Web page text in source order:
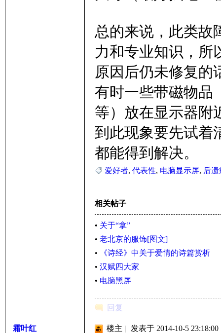
总的来说，此类故
力和专业知识，所
原因后仍未修复的
有时一些带磁物品
等）放在显示器附
到此现象要先试着
都能得到解决。
爱好者, 代表性, 电脑显示屏, 后遗
相关帖子
• 关于“拿”
• 老北京的服饰[图文]
•
《诗经》中关于爱情的诗篇赏析
• 汉赋四大家
• 电脑黑屏
回复
霜叶红 楼主 | 发表于 2014-10-5 23:18:00